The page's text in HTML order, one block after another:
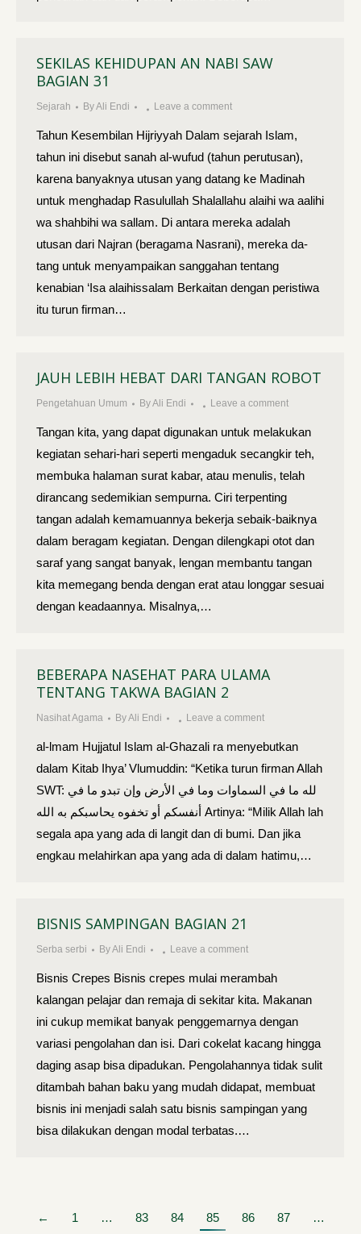
SEKILAS KEHIDUPAN AN NABI SAW
BAGIAN 31
Sejarah ByAli Endi Leave a comment
Tahun Kesembilan Hijriyyah Dalam sejarah Islam,
tahun ini disebut sanah al-wufud (tahun perutusan),
karena banyaknya utusan yang datang ke Madi­nah
untuk menghadap Rasulullah Shalallahu alaihi wa aalihi
wa shahbihi wa sallam. Di antara mereka adalah
utusan dari Najran (beragama Nasrani), mereka da­
tang untuk menyampaikan sanggahan tentang
kenabian ‘Isa alaihissalam Berkaitan dengan peristiwa
itu turun firman…
JAUH LEBIH HEBAT DARI TANGAN ROBOT
Pengetahuan Umum ByAli Endi Leave a comment
Tangan kita, yang dapat digunakan untuk melakukan
kegiatan sehari-hari seperti mengaduk secangkir teh,
membuka halaman surat kabar, atau menulis, telah
dirancang sedemikian sempurna. Ciri terpenting
tangan adalah kemamuannya bekerja sebaik-baiknya
dalam beragam kegiatan. Dengan dilengkapi otot dan
saraf yang sangat banyak, lengan membantu tangan
kita memegang benda dengan erat atau longgar sesuai
dengan keadaannya. Misalnya,…
BEBERAPA NASEHAT PARA ULAMA
TENTANG TAKWA BAGIAN 2
Nasihat Agama ByAli Endi Leave a comment
al-lmam Hujjatul Islam al-Ghazali ra menyebutkan
dalam Kitab Ihya’ Vlumuddin: “Ketika turun firman Allah
SWT: لله ما في السماوات وما في الأرض وإن تبدو ما في
أنفسكم أو تخفوه يحاسبكم به الله Artinya: “Milik Allah lah
segala apa yang ada di langit dan di bumi. Dan jika
engkau melahirkan apa yang ada di dalam hatimu,…
BISNIS SAMPINGAN BAGIAN 21
Serba serbi ByAli Endi Leave a comment
Bisnis Crepes Bisnis crepes mulai merambah
kalangan pelajar dan remaja di sekitar kita. Makanan
ini cukup memikat banyak penggemarnya dengan
variasi pengolahan dan isi. Dari cokelat kacang hingga
daging asap bisa dipadukan. Pengolahannya tidak sulit
ditambah bahan baku yang mudah didapat, membuat
bisnis ini menjadi salah satu bisnis sampingan yang
bisa dilakukan dengan modal terbatas.…
← 1 … 83 84 85 86 87 …